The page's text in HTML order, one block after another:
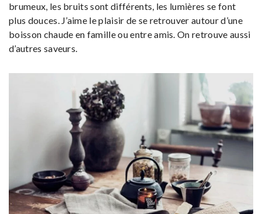
brumeux, les bruits sont différents, les lumières se font
plus douces. J’aime le plaisir de se retrouver autour d’une
boisson chaude en famille ou entre amis. On retrouve aussi
d’autres saveurs.